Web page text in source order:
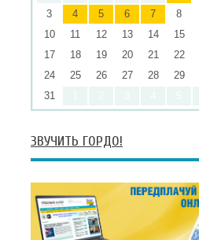
3
4 5 6 7 8
10
11 12 13 14 15
17
18 19 20 21 22
24
25 26 27 28 29
31
ЗВУЧИТЬ ГОРДО!